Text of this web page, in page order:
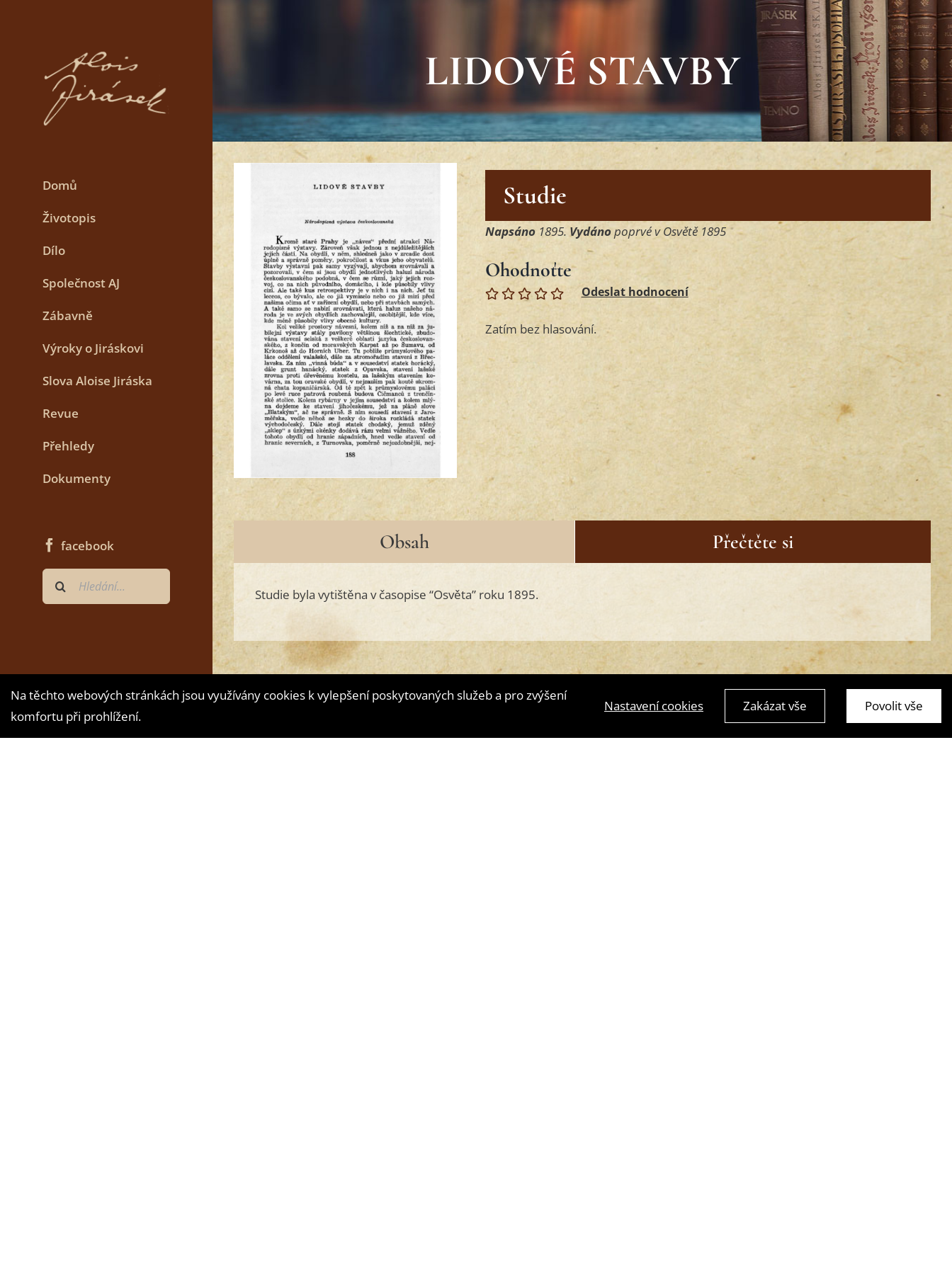
Domů
Životopis
Dílo
Společnost AJ
Zábavně
Výroky o Jiráskovi
Slova Aloise Jiráska
Revue
Přehledy
Dokumenty
facebook
Hledat
...
LIDOVÉ STAVBY
Studie
Napsáno1895. Vydánopoprvé v Osvětě 1895
Ohodnoťte
Zatím bez hlasování.
Obsah Přečtěte si
Studie byla vytištěna v časopise “Osvěta” roku 1895.
Na těchto webových stránkách jsou využívány cookies k vylepšení poskytovaných služeb a pro zvýšení
komfortu při prohlížení.
Nastavení cookies Zakázat vše Povolit vše